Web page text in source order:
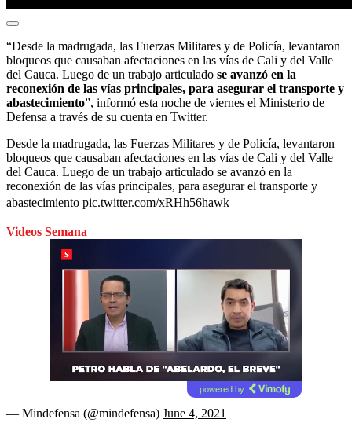
“Desde la madrugada, las Fuerzas Militares y de Policía, levantaron
bloqueos que causaban afectaciones en las vías de Cali y del Valle
del Cauca. Luego de un trabajo articulado se avanzó en la
reconexión de las vías principales, para asegurar el transporte y
abastecimiento”, informó esta noche de viernes el Ministerio de
Defensa a través de su cuenta en Twitter.
Desde la madrugada, las Fuerzas Militares y de Policía, levantaron
bloqueos que causaban afectaciones en las vías de Cali y del Valle
del Cauca. Luego de un trabajo articulado se avanzó en la
reconexión de las vías principales, para asegurar el transporte y
abastecimiento pic.twitter.com/xRHh56hawk
Videos Semana
powered by
— Mindefensa (@mindefensa) June 4, 2021